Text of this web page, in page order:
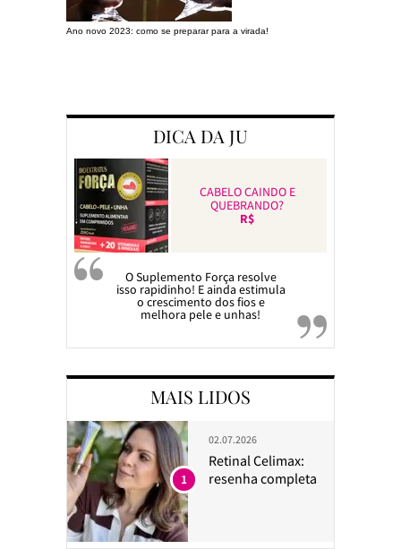
Ano novo 2023: como se preparar para a virada!
DICA DA JU
CABELO CAINDO E
QUEBRANDO?
R$
O Suplemento Força resolve
isso rapidinho! E ainda estimula
o crescimento dos fios e
melhora pele e unhas!
MAIS LIDOS
02.07.2026
Retinal Celimax:
resenha completa
1